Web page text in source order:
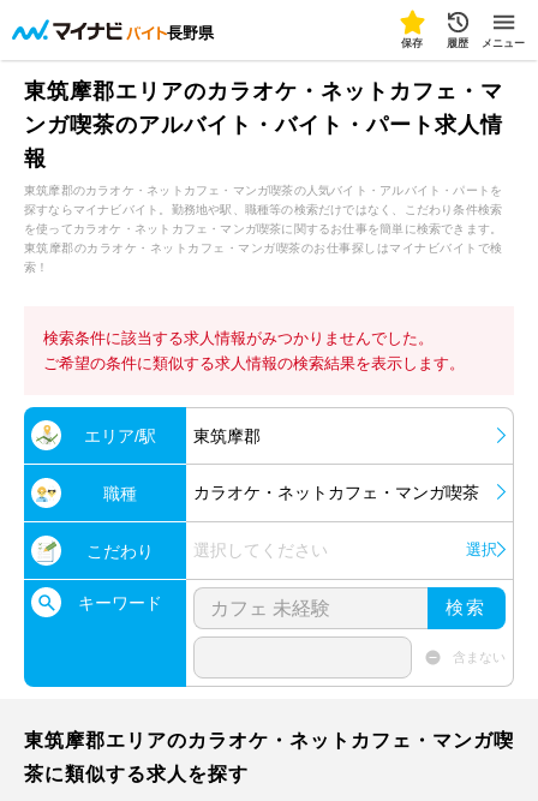
長野県
保存 履歴 メニュー
東筑摩郡エリアのカラオケ・ネットカフェ・マ
ンガ喫茶のアルバイト・バイト・パート求人情
報
東筑摩郡のカラオケ・ネットカフェ・マンガ喫茶の人気バイト・アルバイト・パートを
探すならマイナビバイト。勤務地や駅、職種等の検索だけではなく、こだわり条件検索
を使ってカラオケ・ネットカフェ・マンガ喫茶に関するお仕事を簡単に検索できます。
東筑摩郡のカラオケ・ネットカフェ・マンガ喫茶のお仕事探しはマイナビバイトで検
索！
検索条件に該当する求人情報がみつかりませんでした。
ご希望の条件に類似する求人情報の検索結果を表示します。
エリア/駅 東筑摩郡
職種 カラオケ・ネットカフェ・マンガ喫茶
こだわり 選択してください 選択
キーワード 検索
含まない
東筑摩郡エリアのカラオケ・ネットカフェ・マンガ喫
茶に類似する求人を探す